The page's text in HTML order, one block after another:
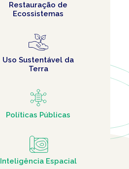
Restauração de
Ecossistemas
Uso Sustentável da
Terra
Políticas Públicas
Inteligência Espacial